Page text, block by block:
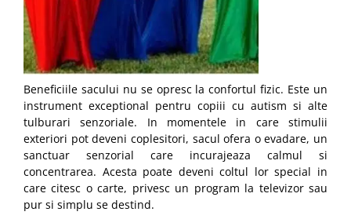
Beneficiile sacului nu se opresc la confortul fizic. Este un
instrument exceptional pentru copiii cu autism si alte
tulburari senzoriale. In momentele in care stimulii
exteriori pot deveni coplesitori, sacul ofera o evadare, un
sanctuar senzorial care incurajeaza calmul si
concentrarea. Acesta poate deveni coltul lor special in
care citesc o carte, privesc un program la televizor sau
pur si simplu se destind.